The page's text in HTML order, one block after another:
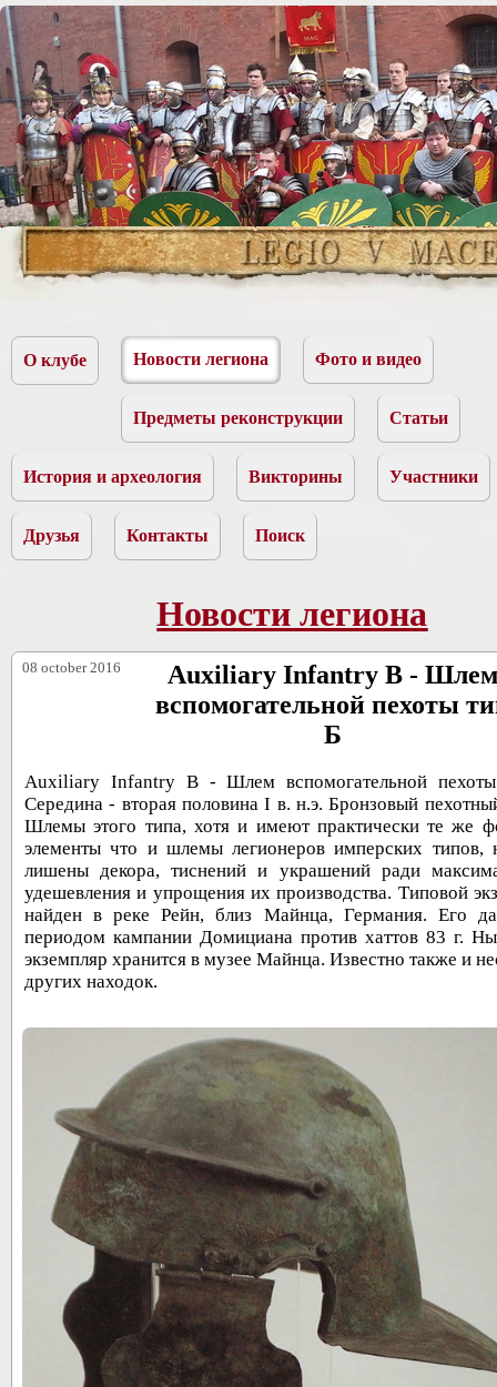
О клубе Новости легиона Фото и видео
Предметы реконструкции Статьи
История и археология Викторины Участники
Друзья Контакты Поиск
Новости легиона
08 october 2016
Auxiliary Infantry B -
вспомогательной пехоты
Б
Auxiliary Infantry B - Шлем вспомогательной
Середина - вторая половина I в. н.э. Бронзовый
Шлемы этого типа, хотя и имеют практически те же
элементы что и шлемы легионеров имперских типов,
лишены декора, тиснений и украшений ради
удешевления и упрощения их производства. Типовой
найден в реке Рейн, близ Майнца, Германия. Его
периодом кампании Домициана против хаттов 83 г.
экземпляр хранится в музее Майнца. Известно также и
других находок.